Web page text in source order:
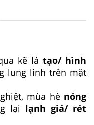
kẽ látạo/ hình
lung linh trên mặt
mùa hè nóng
lại lạnh giá/ rét